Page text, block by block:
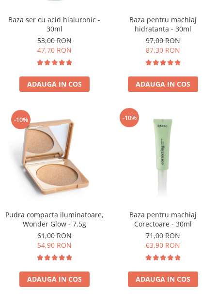
Baza ser cu acid hialuronic -
30ml
53,00 RON
47,70 RON
ADAUGA IN COS
Baza pentru machiaj
hidratanta - 30ml
97,00 RON
87,30 RON
ADAUGA IN COS
-10%
Pudra compacta iluminatoare,
Wonder Glow - 7.5g
61,00 RON
54,90 RON
ADAUGA IN COS
-10%
Baza pentru machiaj
Corectoare - 30ml
71,00 RON
63,90 RON
ADAUGA IN COS